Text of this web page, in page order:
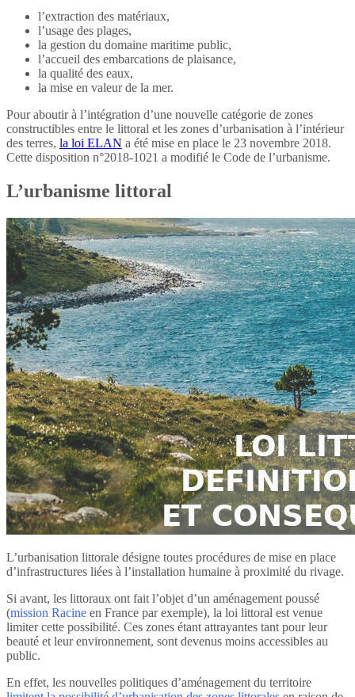
l’extraction des matériaux,
l’usage des plages,
la gestion du domaine maritime public,
l’accueil des embarcations de plaisance,
la qualité des eaux,
la mise en valeur de la mer.
Pour aboutir à l’intégration d’une nouvelle catégorie de zones
constructibles entre le littoral et les zones d’urbanisation à l’intérieur
des terres, la loi ELAN a été mise en place le 23 novembre 2018.
Cette disposition n°2018-1021 a modifié le Code de l’urbanisme.
L’urbanisme littoral
L’urbanisation littorale désigne toutes procédures de mise en place
d’infrastructures liées à l’installation humaine à proximité du rivage.
Si avant, les littoraux ont fait l’objet d’un aménagement poussé
(mission Racine en France par exemple), la loi littoral est venue
limiter cette possibilité. Ces zones étant attrayantes tant pour leur
beauté et leur environnement, sont devenus moins accessibles au
public.
En effet, les nouvelles politiques d’aménagement du territoire